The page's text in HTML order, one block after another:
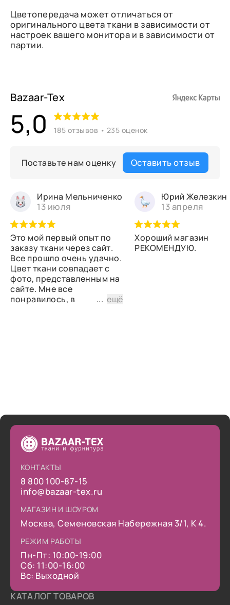
Цветопередача может отличаться от
оригинального цвета ткани в зависимости от
настроек вашего монитора и в зависимости от
партии.
Bazaar-Tex
5,0 185 отзывов • 235 оценок
Поставьте нам оценку Оставить отзыв
Ирина Мельниченко
13 июля
Это мой первый опыт по
заказу ткани через сайт.
Все прошло очень удачно.
Цвет ткани совпадает с
фото, представленным на
сайте. Мне все
понравилось, в
...ещё
Юрий Железкин
13 апреля
Хороший магазин
РЕКОМЕНДУЮ.
КОНТАКТЫ
8 800 100-87-15
info@bazaar-tex.ru
МАГАЗИН И ШОУРОМ
Москва, Семеновская Набережная 3/1, К 4.
РЕЖИМ РАБОТЫ
Пн-Пт: 10:00-19:00
Сб: 11:00-16:00
Вс: Выходной
КАТАЛОГ ТОВАРОВ